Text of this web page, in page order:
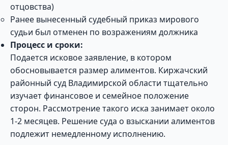
отцовства)
Ранее вынесенный судебный приказ мирового
судьи был отменен по возражениям должника
Процесс и сроки:
Подается исковое заявление, в котором
обосновывается размер алиментов. Киржачский
районный суд Владимирской области тщательно
изучает финансовое и семейное положение
сторон. Рассмотрение такого иска занимает около
1-2 месяцев. Решение суда о взыскании алиментов
подлежит немедленному исполнению.